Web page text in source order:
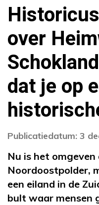
over
dat je op
Publicatiedatum: 3
Nu is het
Noordoostpolder,
een eiland in de
bult waar mensen